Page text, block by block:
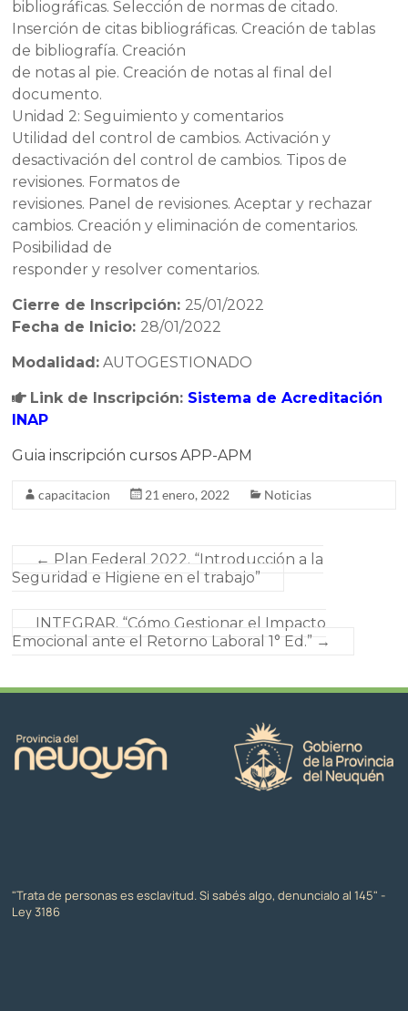
bibliográficas. Selección de normas de citado.
Inserción de citas bibliográficas. Creación de tablas
de bibliografía. Creación
de notas al pie. Creación de notas al final del
documento.
Unidad 2: Seguimiento y comentarios
Utilidad del control de cambios. Activación y
desactivación del control de cambios. Tipos de
revisiones. Formatos de
revisiones. Panel de revisiones. Aceptar y rechazar
cambios. Creación y eliminación de comentarios.
Posibilidad de
responder y resolver comentarios.
Cierre de Inscripción: 25/01/2022
Fecha de Inicio: 28/01/2022
Modalidad: AUTOGESTIONADO
Link de Inscripción: Sistema de Acreditación
INAP
Guia inscripción cursos APP-APM
capacitacion 21 enero, 2022 Noticias
← Plan Federal 2022. “Introducción a la
Seguridad e Higiene en el trabajo”
INTEGRAR. “Cómo Gestionar el Impacto
Emocional ante el Retorno Laboral 1° Ed.” →
"Trata de personas es esclavitud. Si sabés algo, denuncialo al 145" -
Ley 3186